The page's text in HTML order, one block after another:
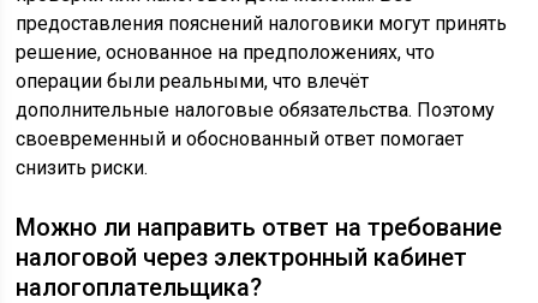
предоставления пояснений налоговики могут принять
решение, основанное на предположениях, что
операции были реальными, что влечёт
дополнительные налоговые обязательства. Поэтому
своевременный и обоснованный ответ помогает
снизить риски.
Можно ли направить ответ на требование
налоговой через электронный кабинет
налогоплательщика?